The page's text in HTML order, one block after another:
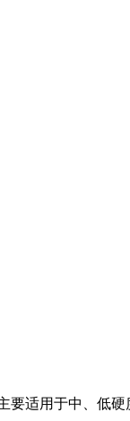
适用于中、低